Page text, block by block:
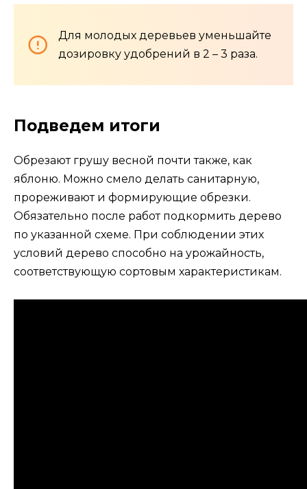
Для молодых деревьев уменьшайте
дозировку удобрений в 2 – 3 раза.
Подведем итоги
Обрезают грушу весной почти также, как
яблоню. Можно смело делать санитарную,
прореживают и формирующие обрезки.
Обязательно после работ подкормить дерево
по указанной схеме. При соблюдении этих
условий дерево способно на урожайность,
соответствующую сортовым характеристикам.